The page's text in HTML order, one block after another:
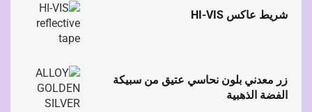
شريط عاكس HI-VIS
زر معدني بلون نحاسي عتيق من سبيكة
الفضة الذهبية